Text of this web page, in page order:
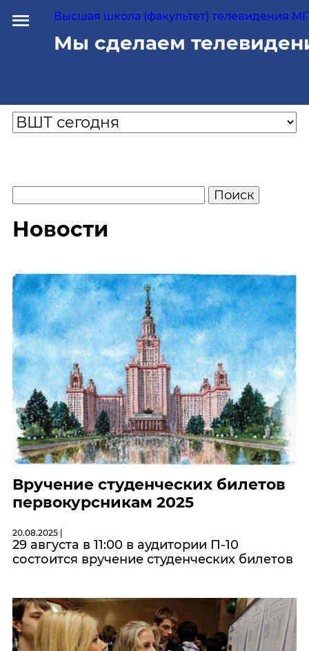
Высшая школа (факультет) телевидения
Мы сделаем
Новости
Вручение студенческих билетов
первокурсникам 2025
20.08.2025 |
29 августа в 11:00 в аудитории П-10
состоится вручение студенческих билетов